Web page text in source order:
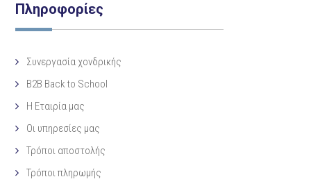
Πληροφορίες
Συνεργασία χονδρικής
B2B Back to School
Η Eταιρία μας
Οι υπηρεσίες μας
Τρόποι αποστολής
Τρόποι πληρωμής